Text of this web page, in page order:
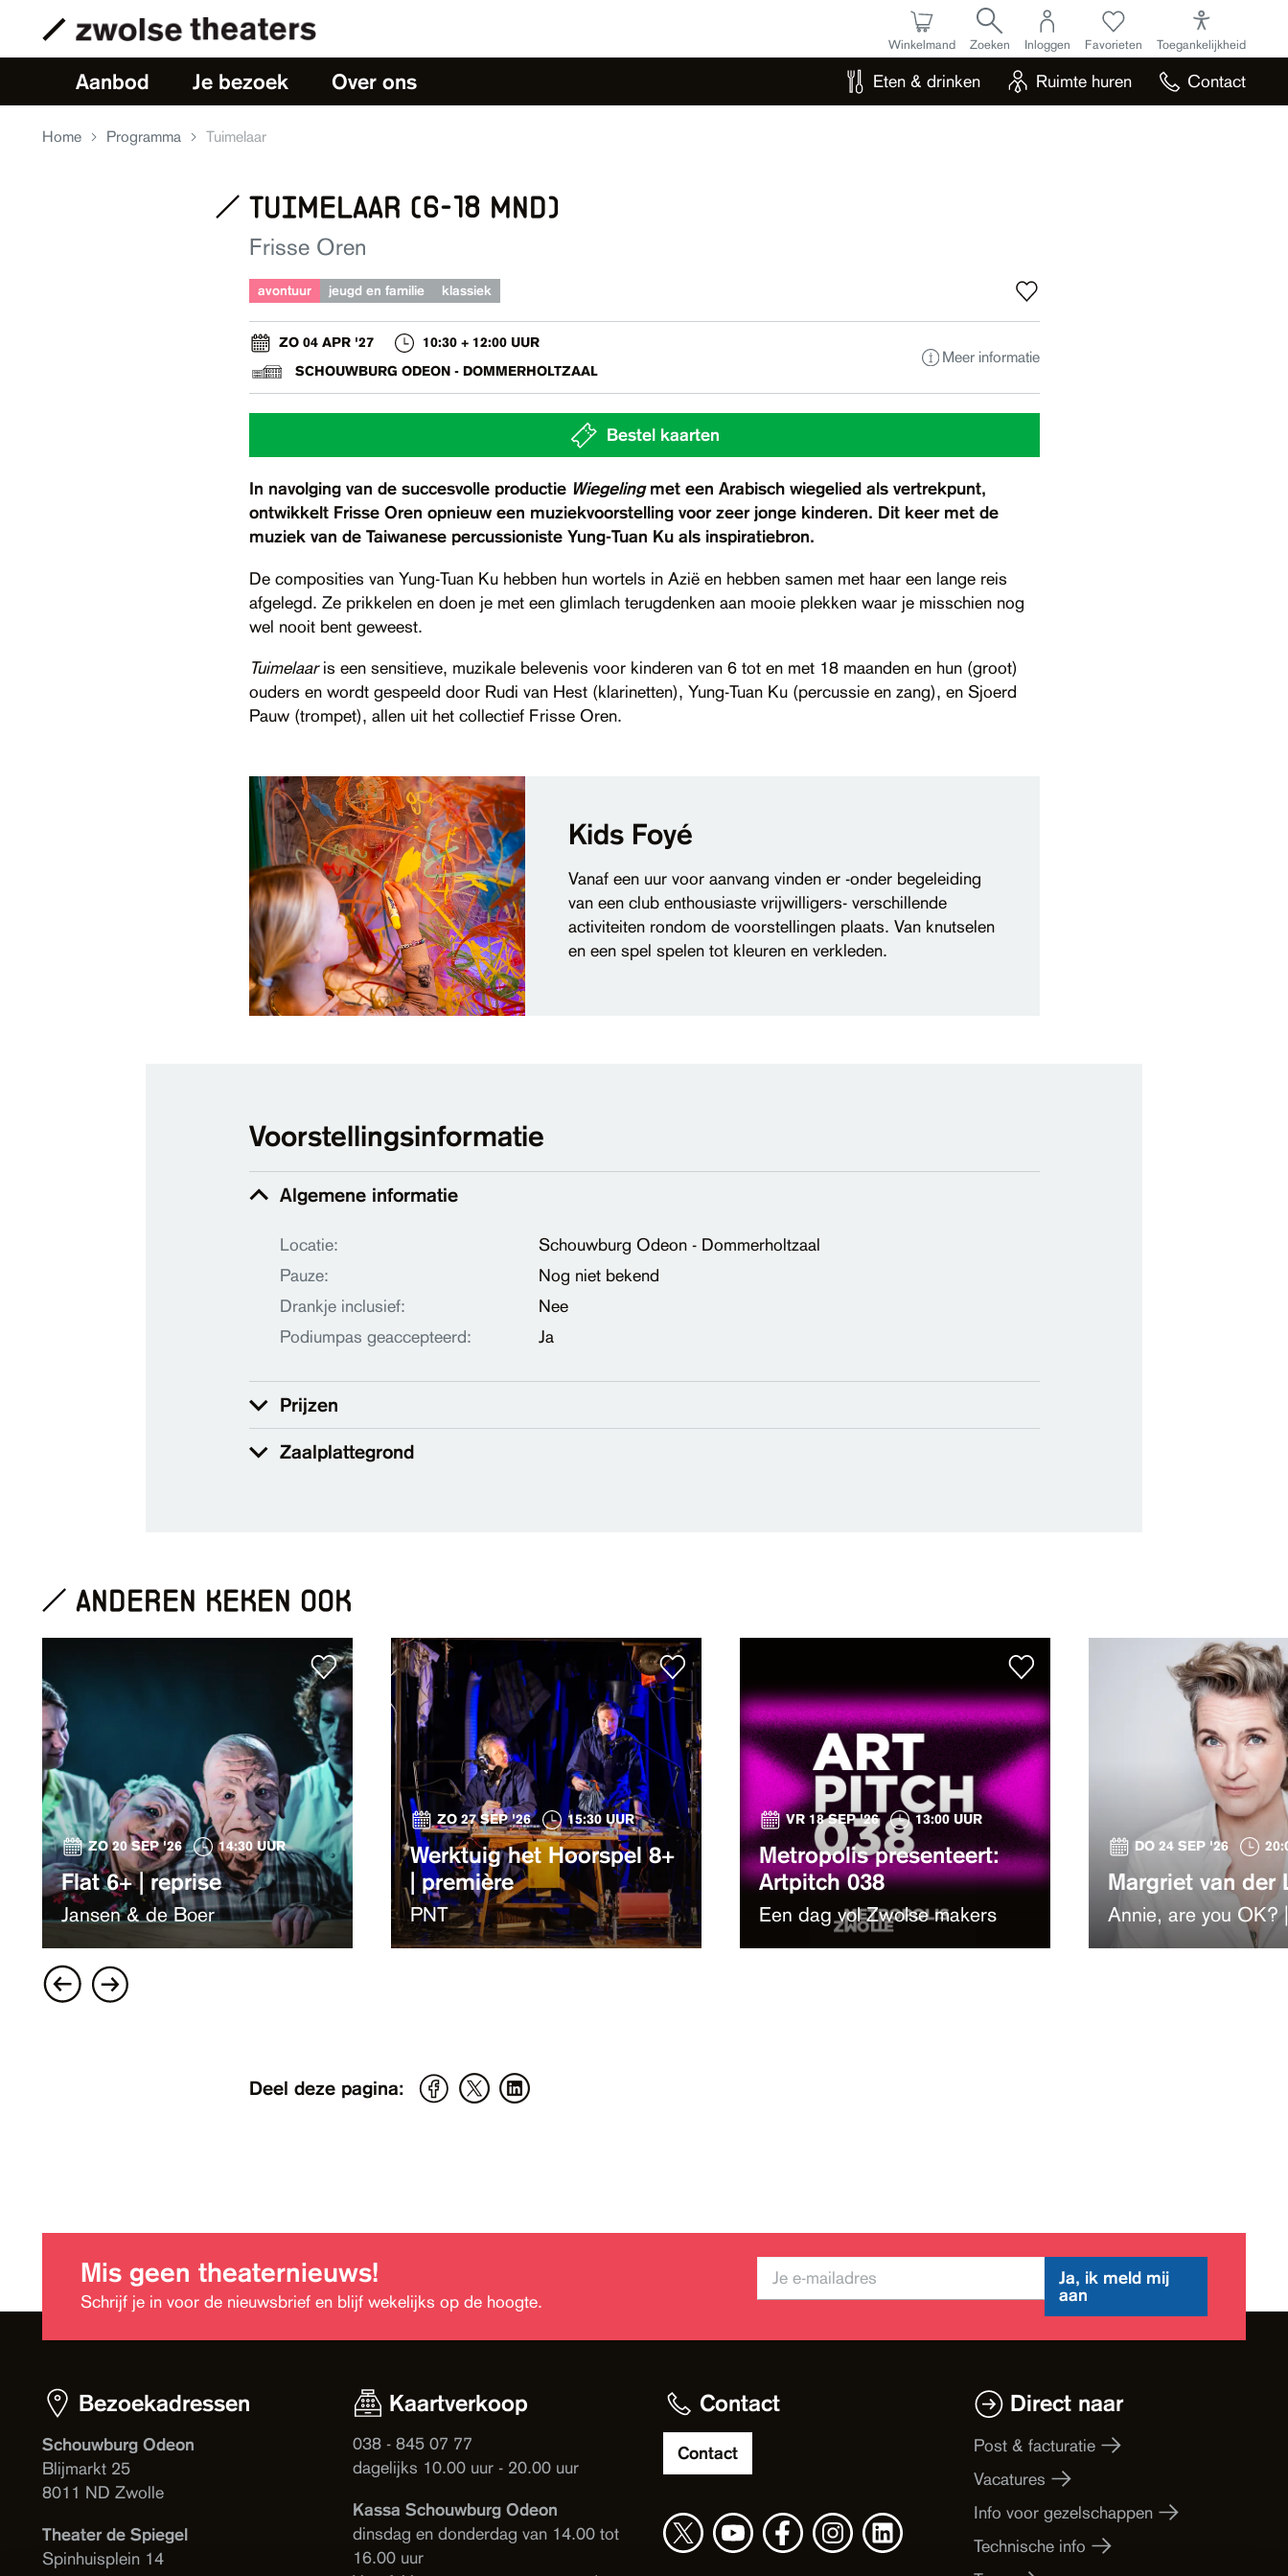
Aanbod Je bezoek Over ons Eten & drinken Ruimte huren Contact
Winkelmand Zoeken Inloggen Favorieten Toegankelijkheid
Home Programma Tuimelaar
tuimelaar (6-18 mnd)
Frisse Oren
avontuur jeugd en familie klassiek
ZO 04 APR '27
10:30 + 12:00 UUR
SCHOUWBURG ODEON - DOMMERHOLTZAAL
Meer informatie
Bestel kaarten
In navolging van de succesvolle productie Wiegelingmet een Arabisch wiegelied als vertrekpunt,
ontwikkelt Frisse Oren opnieuw een muziekvoorstelling voor zeer jonge kinderen. Dit keer met de
muziek van de Taiwanese percussioniste Yung-Tuan Ku als inspiratiebron.
De composities van Yung-Tuan Ku hebben hun wortels in Azië en hebben samen met haar een lange reis
afgelegd. Ze prikkelen en doen je met een glimlach terugdenken aan mooie plekken waar je misschien nog
wel nooit bent geweest.
Tuimelaaris een sensitieve, muzikale belevenis voor kinderen van 6 tot en met 18 maanden en hun (groot)
ouders en wordt gespeeld door Rudi van Hest (klarinetten), Yung-Tuan Ku (percussie en zang), en Sjoerd
Pauw (trompet), allen uit het collectief Frisse Oren.
Kids Foyé
Vanaf een uur voor aanvang vinden er -onder begeleiding
van een club enthousiaste vrijwilligers- verschillende
activiteiten rondom de voorstellingen plaats. Van knutselen
en een spel spelen tot kleuren en verkleden.
Voorstellingsinformatie
Algemene informatie
Locatie:
Schouwburg Odeon - Dommerholtzaal
Pauze:
Nog niet bekend
Drankje inclusief:
Nee
Podiumpas geaccepteerd:
Ja
Prijzen
Zaalplattegrond
anderen keken ook
ZO 20 SEP '26 14:30 UUR
Flat 6+ | reprise
Jansen & de Boer
ZO 27 SEP '26 15:30 UUR
Werktuig het Hoorspel 8+
| première
PNT
VR 18 SEP '26 13:00 UUR
Metropolis presenteert:
Artpitch 038
Een dag vol Zwolse makers
DO 24 SEP '26
Margriet van der
Annie, are you OK?
Deel deze pagina:
Mis geen theaternieuws!
Schrijf je in voor de nieuwsbrief en blijf wekelijks op de hoogte.
Ja, ik meld mij
aan
Bezoekadressen
Schouwburg Odeon
Blijmarkt 25
8011 ND Zwolle
Theater de Spiegel
Spinhuisplein 14
Kaartverkoop
038 - 845 07 77
dagelijks 10.00 uur - 20.00 uur
Kassa Schouwburg Odeon
dinsdag en donderdag van 14.00 tot
16.00 uur
Contact
Contact
Direct naar
Post & facturatie
Vacatures
Info voor gezelschappen
Technische info